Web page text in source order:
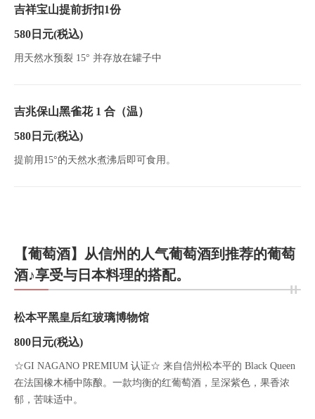
吉祥宝山提前折扣1份
580日元(税込)
用天然水预裂 15° 并存放在罐子中
吉兆保山黑雀花 1 合（温）
580日元(税込)
提前用15°的天然水煮沸后即可食用。
【葡萄酒】从信州的人气葡萄酒到推荐的葡萄
酒♪享受与日本料理的搭配。
松本平黑皇后红玻璃博物馆
800日元(税込)
☆GI NAGANO PREMIUM 认证☆ 来自信州松本平的 Black Queen
在法国橡木桶中陈酿。一款均衡的红葡萄酒，呈深紫色，果香浓
郁，苦味适中。